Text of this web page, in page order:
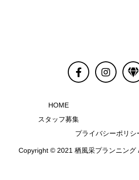
HOME
スタッフ募集
プライバシーポリシ
Copyright © 2021 栖風采プランニング